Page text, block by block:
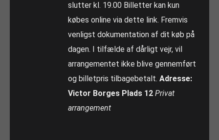
slutter kl. 19.00 Billetter kan kun
købes online via dette link. Fremvis
venligst dokumentation af dit køb på
dagen. I tilfælde af dårligt vejr, vil
arrangementet ikke blive gennemført
og billetpris tilbagebetalt.Adresse:
Victor Borges Plads 12 Privat
arrangement